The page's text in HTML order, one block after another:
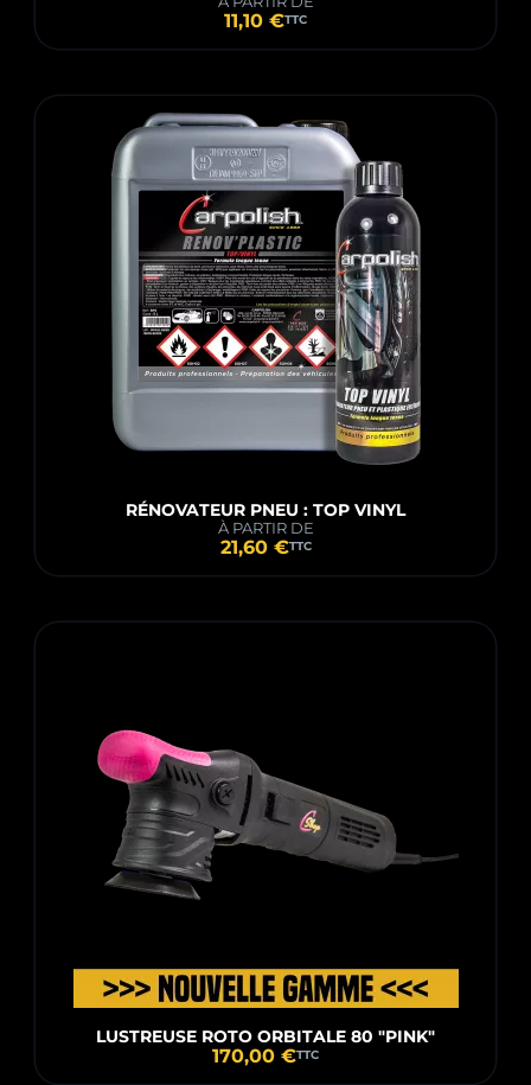
11,10 €TTC
RÉNOVATEUR PNEU : TOP VINYL
À PARTIR DE
21,60 €TTC
LUSTREUSE ROTO ORBITALE 80 "PINK"
170,00 €TTC